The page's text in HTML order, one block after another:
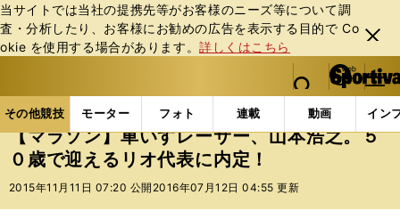
当サイトでは当社の提携先等がお客様のニーズ等について調
査・分析したり、お客様にお勧めの広告を表⽰する⽬的で Co
okie を使⽤する場合があります。詳しくはこちら
閉じ
る
web Sportiva (webスポルティーバ)
検索
マイペ
ー
ジ
メニュ
その他競技 モーター フォト 連載 動画 イン
ス
ポ
ル
その他競技の記事一覧 パラスポーツ 【マラソン】
【マラソン】車いすレーサー、山本浩之。５
０歳で迎えるリオ代表に内定！
2015年11月11日 07:20 公開 2016年07月12日 04:55 更新